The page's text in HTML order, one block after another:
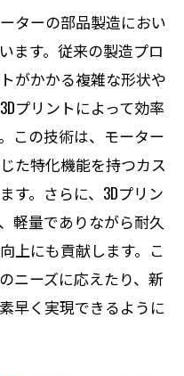
ターの部品製造におい
ます。従来の製造プロ
がかかる複雑な形状や
プリントによって効率
この技術は、モーター
た特化機能を持つカス
す。さらに、3Dプリン
軽量でありながら耐久
上にも貢献します。こ
ニーズに応えたり、新
早く実現できるように